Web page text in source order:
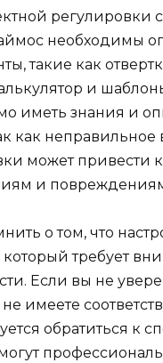
регулировки
необходимы
такие как
и
иметь знания и
как
может привести
и
о том, что
который требует
Если вы не
имеете
обратиться к